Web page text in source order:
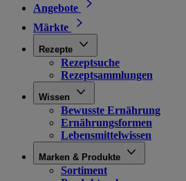
Angebote
Märkte
Rezepte
Rezeptsuche
Rezeptsammlungen
Wissen
Bewusste Ernährung
Ernährungsformen
Lebensmittelwissen
Marken & Produkte
Sortiment